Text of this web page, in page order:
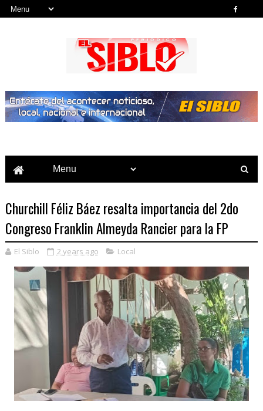
Churchill Féliz Báez resalta importancia del 2do
Congreso Franklin Almeyda Rancier para la FP
El Siblo 2 years ago Local